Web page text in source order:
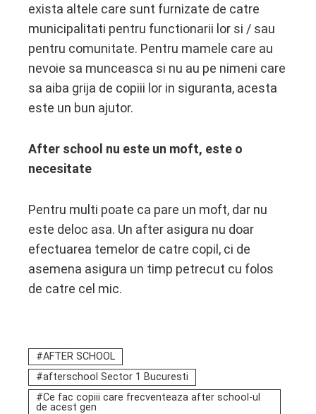
exista altele care sunt furnizate de catre
municipalitati pentru functionarii lor si / sau
pentru comunitate. Pentru mamele care au
nevoie sa munceasca si nu au pe nimeni care
sa aiba grija de copiii lor in siguranta, acesta
este un bun ajutor.
After school nu este un moft, este o
necesitate
Pentru multi poate ca pare un moft, dar nu
este deloc asa. Un after asigura nu doar
efectuarea temelor de catre copil, ci de
asemena asigura un timp petrecut cu folos
de catre cel mic.
AFTER SCHOOL
afterschool Sector 1 Bucuresti
Ce fac copiii care frecventeaza after school-ul
de acest gen